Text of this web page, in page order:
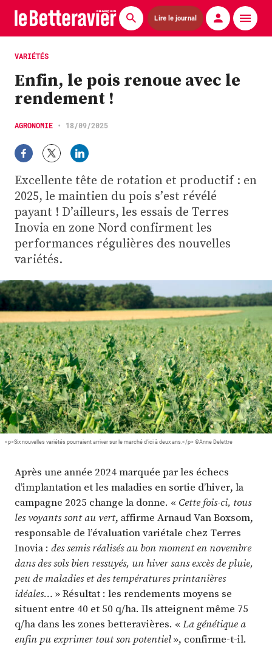
Lire le journal
Actualités
Économie
Agronomie
Matériels
La technique ITB
Pommes de terre
Guides pratiques
Chasse
Plus
Abonnez-vous
VARIÉTÉS
Enfin, le pois renoue avec le
rendement !
AGRONOMIE • 18/09/2025
Excellente tête de rotation et productif : en
2025, le maintien du pois s’est révélé
payant ! D’ailleurs, les essais de Terres
Inovia en zone Nord confirment les
performances régulières des nouvelles
variétés.
<p>Six nouvelles variétés pourraient arriver sur le marché d’ici à deux ans.</p> ©Anne Delettre
Après une année 2024 marquée par les échecs
d’implantation et les maladies en sortie d’hiver, la
campagne 2025 change la donne. « Cette fois-ci, tous
les voyants sont au vert, affirme Arnaud Van Boxsom,
responsable de l’évaluation variétale chez Terres
Inovia : des semis réalisés au bon moment en novembre
dans des sols bien ressuyés, un hiver sans excès de pluie,
peu de maladies et des températures printanières
idéales… » Résultat : les rendements moyens se
situent entre 40 et 50 q/ha. Ils atteignent même 75
q/ha dans les zones betteravières. «La génétique a
enfin pu exprimer tout son potentiel», confirme-t-il.